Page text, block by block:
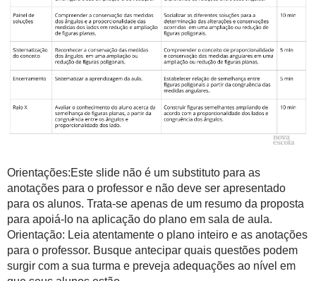
Orientações:Este slide não é um substituto para as
anotações para o professor e não deve ser apresentado
para os alunos. Trata-se apenas de um resumo da proposta
para apoiá-lo na aplicação do plano em sala de aula.
Orientação: Leia atentamente o plano inteiro e as anotações
para o professor. Busque antecipar quais questões podem
surgir com a sua turma e preveja adequações ao nível em